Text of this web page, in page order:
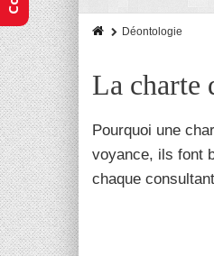
Déontologie
La charte
Pourquoi une
voyance, ils font
chaque